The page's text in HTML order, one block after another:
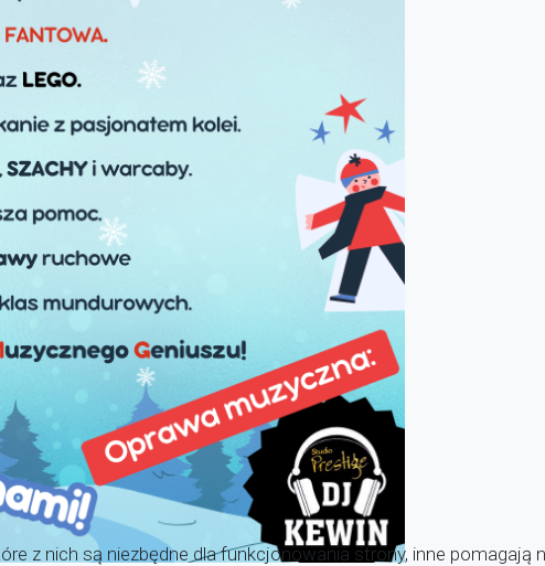
z nich są niezbędne dla funkcjonowania strony, inne pomagają